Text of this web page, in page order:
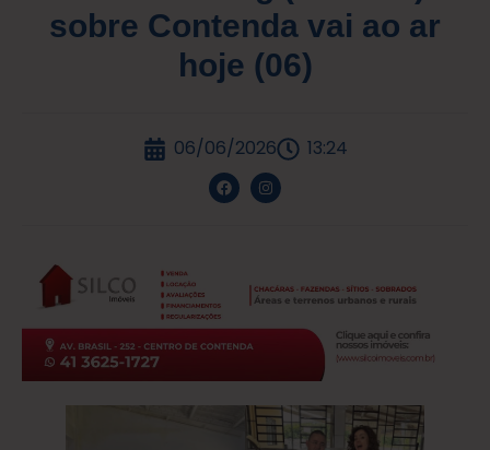
sobre Contenda vai ao ar
hoje (06)
06/06/2026 13:24